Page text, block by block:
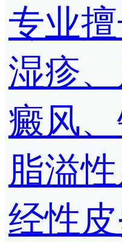
专业
湿疹
癜风、
脂溢
经性